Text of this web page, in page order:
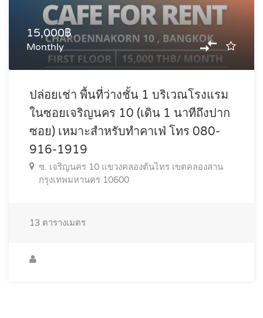
15,000฿
Monthly
ปล่อยเช่า พื้นที่ว่างชั้น 1 บริเวณโรงแรม
ในซอยเจริญนคร 10 (เดิน 1 นาทีถึงปาก
ซอย) เหมาะสำหรับทำคาเฟ่ โทร 080-
916-1919
ซ. เจริญนคร 10 แขวงคลองต้นไทร เขตคลองสาน
กรุงเทพมหานคร 10600
13 ตารางเมตร